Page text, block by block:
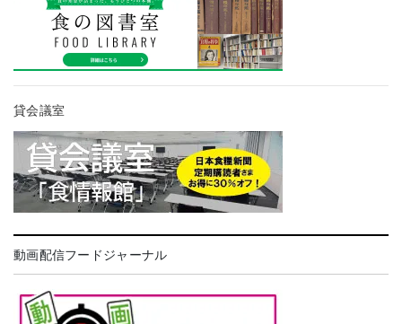
貸会議室
動画配信フードジャーナル